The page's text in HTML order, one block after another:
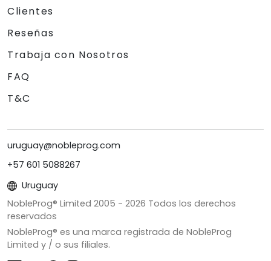
Clientes
Reseñas
Trabaja con Nosotros
FAQ
T&C
uruguay@nobleprog.com
+57 601 5088267
Uruguay
NobleProg® Limited 2005 - 2026 Todos los derechos
reservados
NobleProg® es una marca registrada de NobleProg
Limited y / o sus filiales.